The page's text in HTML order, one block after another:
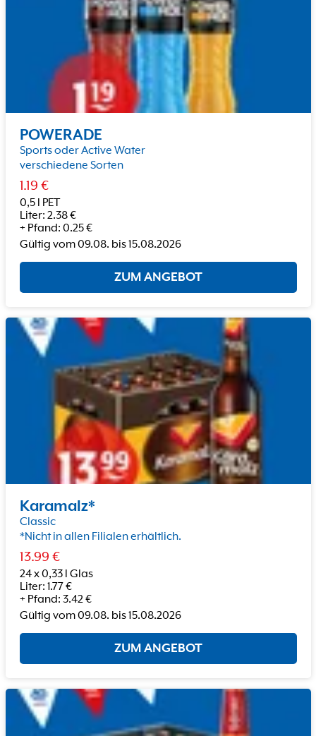
POWERADE
Sports oder Active Water
verschiedene Sorten
1.19 €
0,5 l PET
Liter: 2.38€
+ Pfand: 0.25€
Gültig vom09.08. bis15.08.2026
ZUM ANGEBOT
Karamalz*
Classic
*Nicht in allen Filialen erhältlich.
13.99 €
24 x 0,33 l Glas
Liter: 1.77€
+ Pfand: 3.42€
Gültig vom09.08. bis15.08.2026
ZUM ANGEBOT